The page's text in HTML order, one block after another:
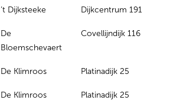
’t Dijksteeke Dijkcentrum 191
De
Bloemschevaert
Covellijndijk 116
De Klimroos Platinadijk 25
De Klimroos Platinadijk 25